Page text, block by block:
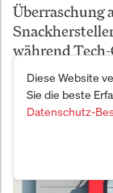
Überraschung
während
Diese Website
Sie die beste
Datenschutz-